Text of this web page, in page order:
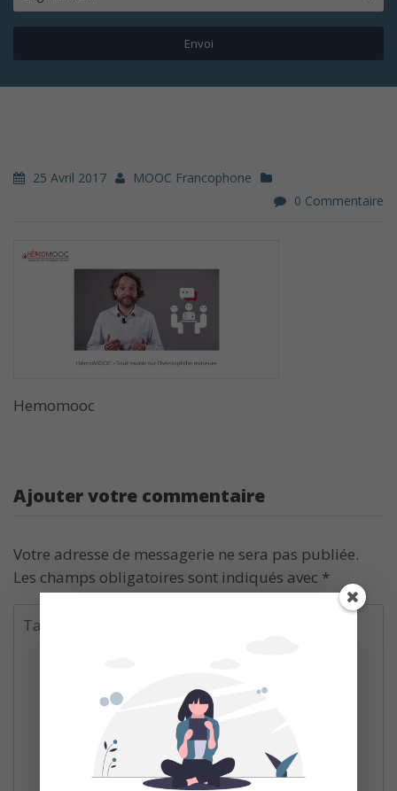
25 Avril 2017
MOOC Francophone
0 Commentaire
Hemomooc
Ajouter votre commentaire
Votre adresse de messagerie ne sera pas publiée.
Les champs obligatoires sont indiqués avec *